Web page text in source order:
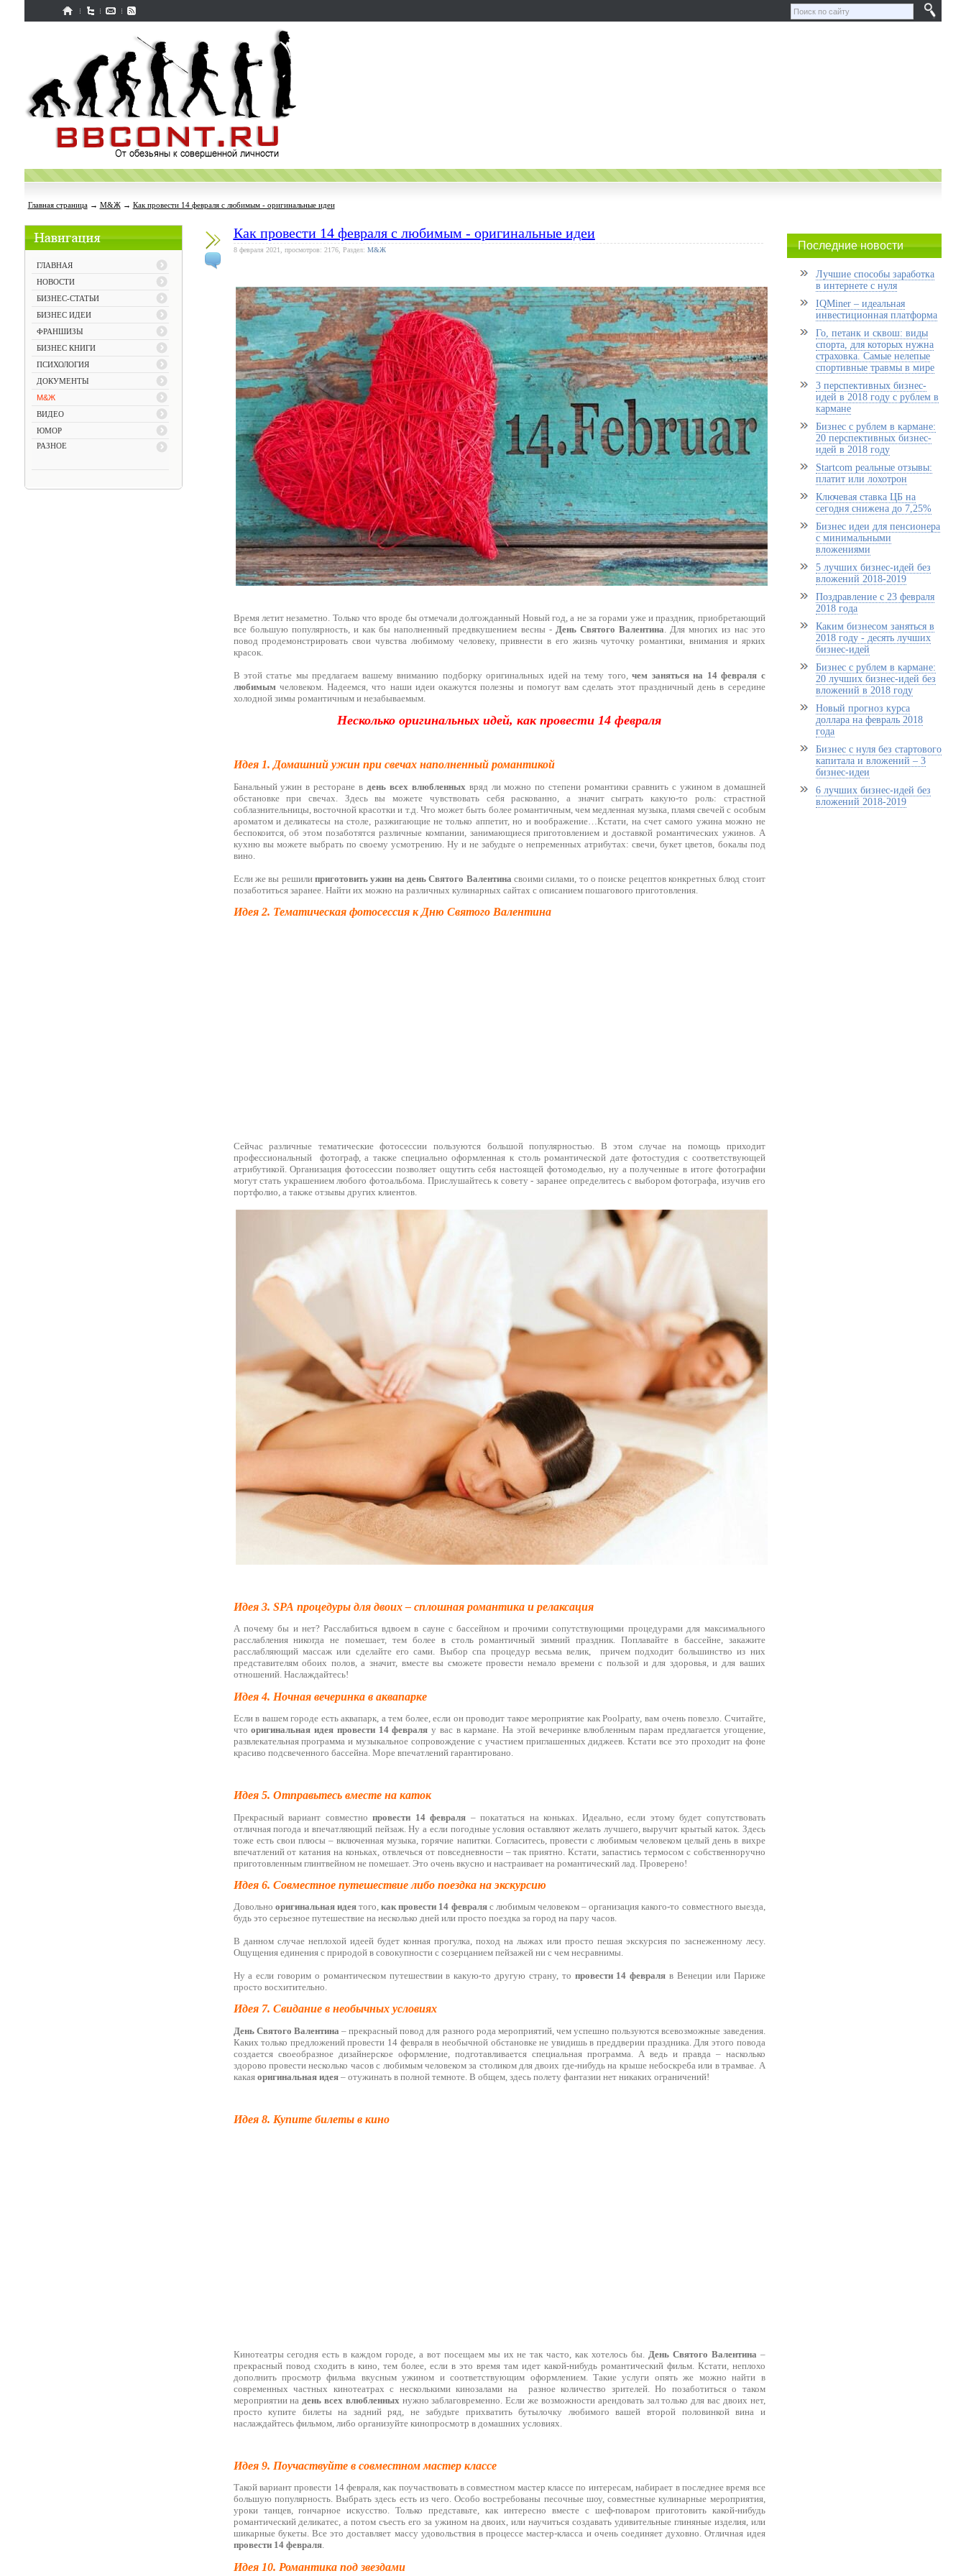
Главная страница→ М&Ж→ Как провести 14 февраля с любимым - оригинальные идеи
ГЛАВНАЯ
НОВОСТИ
БИЗНЕС-СТАТЬИ
БИЗНЕС ИДЕИ
ФРАНШИЗЫ
БИЗНЕС КНИГИ
ПСИХОЛОГИЯ
ДОКУМЕНТЫ
М&Ж
ВИДЕО
ЮМОР
РАЗНОЕ
Как провести 14 февраля с любимым - оригинальные идеи
8 февраля 2021, просмотров: 2176, Раздел: М&Ж
Время летит незаметно. Только что вроде бы отмечали долгожданный Новый год, а не за горами уже и праздник, приобретающий
все большую популярность, и как бы наполненный предвкушением весны - День Святого Валентина . Для многих из нас это
повод продемонстрировать свои чувства любимому человеку, привнести в его жизнь чуточку романтики, внимания и ярких
красок.
В этой статье мы предлагаем вашему вниманию подборку оригинальных идей на тему того,чем заняться на 14 февраля с
любимымчеловеком. Надеемся, что наши идеи окажутся полезны и помогут вам сделать этот праздничный день в середине
холодной зимы романтичным и незабываемым.
Несколько оригинальных идей, как провести 14 февраля
Идея 1. Домашний ужин при свечах наполненный романтикой
Банальный ужин в ресторане в день всех влюбленных вряд ли можно по степени романтики сравнить с ужином в домашней
обстановке при свечах. Здесь вы можете чувствовать себя раскованно, а значит сыграть какую-то роль: страстной
соблазнительницы, восточной красотки и т.д. Что может быть более романтичным, чем медленная музыка, пламя свечей с особым
ароматом и деликатесы на столе, разжигающие не только аппетит, но и воображение…Кстати, на счет самого ужина можно не
беспокоится, об этом позаботятся различные компании, занимающиеся приготовлением и доставкой романтических ужинов. А
кухню вы можете выбрать по своему усмотрению. Ну и не забудьте о непременных атрибутах: свечи, букет цветов, бокалы под
вино.
Если же вы решили приготовить ужин на день Святого Валентина своими силами, то о поиске рецептов конкретных блюд стоит
позаботиться заранее. Найти их можно на различных кулинарных сайтах с описанием пошагового приготовления.
Идея 2. Тематическая фотосессия к Дню Святого Валентина
Сейчас различные тематические фотосессии пользуются большой популярностью. В этом случае на помощь приходит
профессиональный фотограф, а также специально оформленная к столь романтической дате фотостудия с соответствующей
атрибутикой. Организация фотосессии позволяет ощутить себя настоящей фотомоделью, ну а полученные в итоге фотографии
могут стать украшением любого фотоальбома. Прислушайтесь к совету - заранее определитесь с выбором фотографа, изучив его
портфолио, а также отзывы других клиентов.
Идея 3. SPA процедуры для двоих – сплошная романтика и релаксация
А почему бы и нет? Расслабиться вдвоем в сауне с бассейном и прочими сопутствующими процедурами для максимального
расслабления никогда не помешает, тем более в столь романтичный зимний праздник. Поплавайте в бассейне, закажите
расслабляющий массаж или сделайте его сами. Выбор спа процедур весьма велик, причем подходит большинство из них
представителям обоих полов, а значит, вместе вы сможете провести немало времени с пользой и для здоровья, и для ваших
отношений. Наслаждайтесь!
Идея 4. Ночная вечеринка в аквапарке
Если в вашем городе есть аквапарк, а тем более, если он проводит такое мероприятие как Poolparty, вам очень повезло. Считайте,
чтооригинальная идея провести 14 февраля у вас в кармане. На этой вечеринке влюбленным парам предлагается угощение,
развлекательная программа и музыкальное сопровождение с участием приглашенных диджеев. Кстати все это проходит на фоне
красиво подсвеченного бассейна. Море впечатлений гарантировано.
Идея 5. Отправьтесь вместе на каток
Прекрасный вариант совместнопровести 14 февраля – покататься на коньках. Идеально, если этому будет сопутствовать
отличная погода и впечатляющий пейзаж. Ну а если погодные условия оставляют желать лучшего, выручит крытый каток. Здесь
тоже есть свои плюсы – включенная музыка, горячие напитки. Согласитесь, провести с любимым человеком целый день в вихре
впечатлений от катания на коньках, отвлечься от повседневности – так приятно. Кстати, запастись термосом с собственноручно
приготовленным глинтвейном не помешает. Это очень вкусно и настраивает на романтический лад. Проверено!
Идея 6. Совместное путешествие либо поездка на экскурсию
Довольно оригинальная идеятого,как провести 14 февраляс любимым человеком – организация какого-то совместного выезда,
будь это серьезное путешествие на несколько дней или просто поездка за город на пару часов.
В данном случае неплохой идеей будет конная прогулка, поход на лыжах или просто пешая экскурсия по заснеженному лесу.
Ощущения единения с природой в совокупности с созерцанием пейзажей ни с чем несравнимы.
Ну а если говорим о романтическом путешествии в какую-то другую страну, то провести 14 февраля в Венеции или Париже
просто восхитительно.
Идея 7. Свидание в необычных условиях
День Святого Валентина – прекрасный повод для разного рода мероприятий, чем успешно пользуются всевозможные заведения.
Каких только предложений провести 14 февраля в необычной обстановке не увидишь в преддверии праздника. Для этого повода
создается своеобразное дизайнерское оформление, подготавливается специальная программа. А ведь и правда – насколько
здорово провести несколько часов с любимым человеком за столиком для двоих где-нибудь на крыше небоскреба или в трамвае. А
какая оригинальная идея– отужинать в полной темноте. В общем, здесь полету фантазии нет никаких ограничений!
Идея 8. Купите билеты в кино
Кинотеатры сегодня есть в каждом городе, а вот посещаем мы их не так часто, как хотелось бы. День Святого Валентина –
прекрасный повод сходить в кино, тем более, если в это время там идет какой-нибудь романтический фильм. Кстати, неплохо
дополнить просмотр фильма вкусным ужином и соответствующим оформлением. Такие услуги опять же можно найти в
современных частных кинотеатрах с несколькими кинозалами на разное количество зрителей. Но позаботиться о таком
мероприятии на день всех влюбленных нужно заблаговременно. Если же возможности арендовать зал только для вас двоих нет,
просто купите билеты на задний ряд, не забудьте прихватить бутылочку любимого вашей второй половинкой вина и
наслаждайтесь фильмом, либо организуйте кинопросмотр в домашних условиях.
Идея 9. Поучаствуйте в совместном мастер классе
Такой вариант провести 14 февраля, как поучаствовать в совместном мастер классе по интересам, набирает в последнее время все
большую популярность. Выбрать здесь есть из чего. Особо востребованы песочные шоу, совместные кулинарные мероприятия,
уроки танцев, гончарное искусство. Только представьте, как интересно вместе с шеф-поваром приготовить какой-нибудь
романтический деликатес, а потом съесть его за ужином на двоих, или научиться создавать удивительные глиняные изделия, или
шикарные букеты. Все это доставляет массу удовольствия в процессе мастер-класса и очень соединяет духовно. Отличная идея
провести 14 февраля.
Идея 10. Романтика под звездами
Последние новости
Лучшие способы заработка
в интернете с нуля
IQMiner – идеальная
инвестиционная платформа
Го, петанк и сквош: виды
спорта, для которых нужна
страховка. Самые нелепые
спортивные травмы в мире
3 перспективных бизнес-
идей в 2018 году с рублем в
кармане
Бизнес с рублем в кармане:
20 перспективных бизнес-
идей в 2018 году
Startcom реальные отзывы:
платит или лохотрон
Ключевая ставка ЦБ на
сегодня снижена до 7,25%
Бизнес идеи для пенсионера
с минимальными
вложениями
5 лучших бизнес-идей без
вложений 2018-2019
Поздравление с 23 февраля
2018 года
Каким бизнесом заняться в
2018 году - десять лучших
бизнес-идей
Бизнес с рублем в кармане:
20 лучших бизнес-идей без
вложений в 2018 году
Новый прогноз курса
доллара на февраль 2018
года
Бизнес с нуля без стартового
капитала и вложений – 3
бизнес-идеи
6 лучших бизнес-идей без
вложений 2018-2019